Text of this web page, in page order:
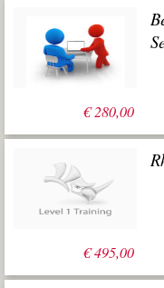
€280,00
€495,00